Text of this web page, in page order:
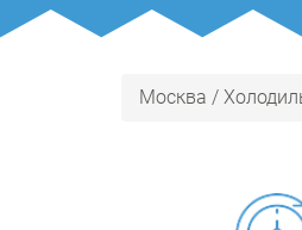
Москва /